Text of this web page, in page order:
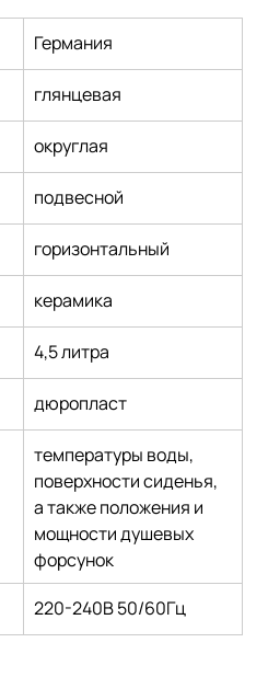
Германия
глянцевая
округлая
подвесной
горизонтальный
керамика
4,5 литра
дюропласт
температуры воды,
поверхности сиденья,
а также положения и
мощности душевых
форсунок
220-240В 50/60Гц